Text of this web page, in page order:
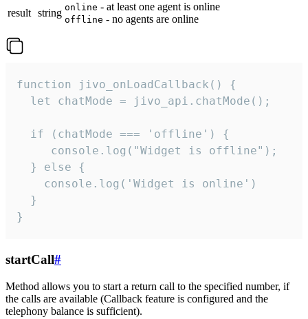
result string online - at least one agent is online
offline - no agents are online
function jivo_onLoadCallback() {
  let chatMode = jivo_api.chatMode();
  if (chatMode === 'offline') {
     console.log("Widget is offline");
  } else {
    console.log('Widget is online')
  }
}
startCall#
Method allows you to start a return call to the specified number, if
the calls are available (Callback feature is configured and the
telephony balance is sufficient).